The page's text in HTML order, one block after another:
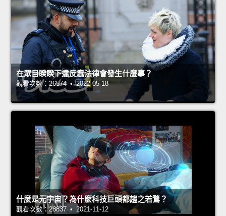
在眾目睽睽下違反蠢法律會發生什麼事？
觀看次數：26574 • 2022-05-18
什麼是元宇宙？為什麼科技巨頭都趨之若鶩？
觀看次數：28837 • 2021-11-12